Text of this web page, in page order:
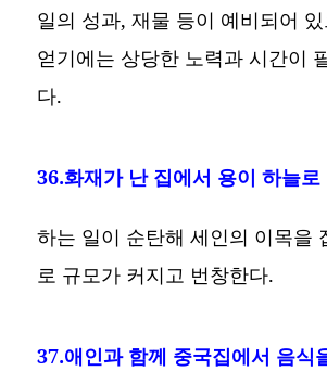
일의 성과, 재물 등이 예비되어
얻기에는 상당한 노력과 시간이
다.
36.화재가 난 집에서 용이 하늘
하는 일이 순탄해 세인의 이목을
로 규모가 커지고 번창한다.
37.애인과 함께 중국집에서 음식